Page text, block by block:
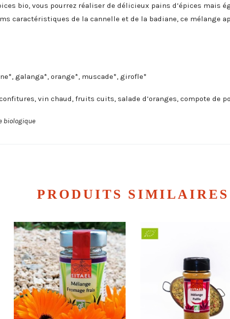
bio, vous pourrez réaliser de délicieux pains d’épices mais
caractéristiques de la cannelle et de la badiane, ce mélange
galanga*, orange*, muscade*, girofle*
vin chaud, fruits cuits, salade d’oranges, compote de
biologique
PRODUITS SIMILAIRES